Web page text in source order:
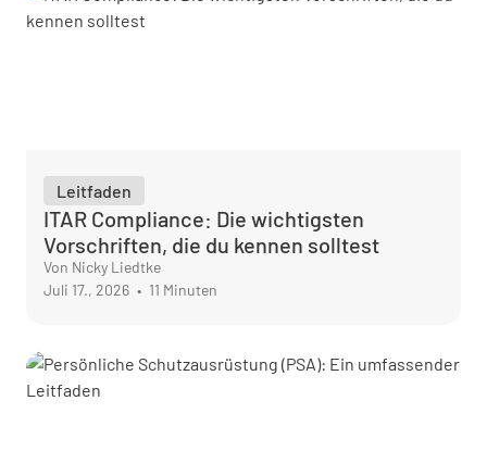
Leitfaden
ITAR Compliance: Die wichtigsten
Vorschriften, die du kennen solltest
Von Nicky Liedtke
Juli 17., 2026 • 11 Minuten